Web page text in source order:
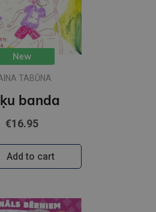
New
TABŪNA
banda
€16.95
Add to cart